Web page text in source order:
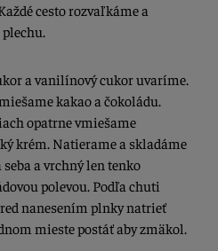
cesto rozvaľkáme a
a vanilínový cukor uvaríme.
kakao a čokoládu.
opatrne vmiešame
krém. Natierame a skladáme
a vrchný len tenko
polevou. Podľa chuti
nanesením plnky natrieť
mieste postáť aby zmäkol.